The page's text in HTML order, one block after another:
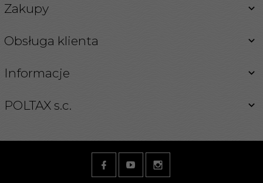
Zakupy
Obsługa klienta
Informacje
POLTAX s.c.